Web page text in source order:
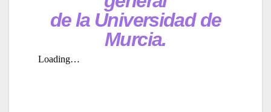
de la Universidad de
Murcia.